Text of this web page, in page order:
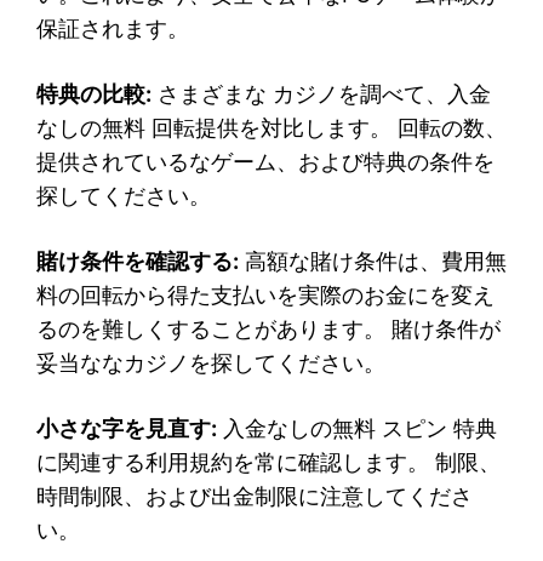
保証されます。
特典の比較: さまざまな カジノを調べて、入金
なしの無料 回転提供を対比します。 回転の数、
提供されているなゲーム、および特典の条件を
探してください。
賭け条件を確認する: 高額な賭け条件は、費用無
料の回転から得た支払いを実際のお金にを変え
るのを難しくすることがあります。 賭け条件が
妥当ななカジノを探してください。
小さな字を見直す: 入金なしの無料 スピン 特典
に関連する利用規約を常に確認します。 制限、
時間制限、および出金制限に注意してくださ
い。